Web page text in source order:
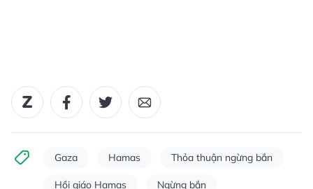
Gaza Hamas Thỏa thuận ngừng bắn
Hồi giáo Hamas Ngừng bắn